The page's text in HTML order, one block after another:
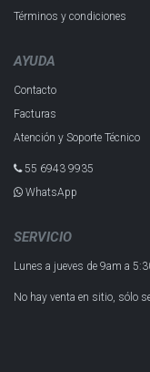
Términos y condiciones
AYUDA
Contacto
Facturas
Atención y Soporte Técnico
55 6943 993​5
WhatsApp
SERVICIO
Lunes a jueves de 9am a
No hay venta en sitio, sólo